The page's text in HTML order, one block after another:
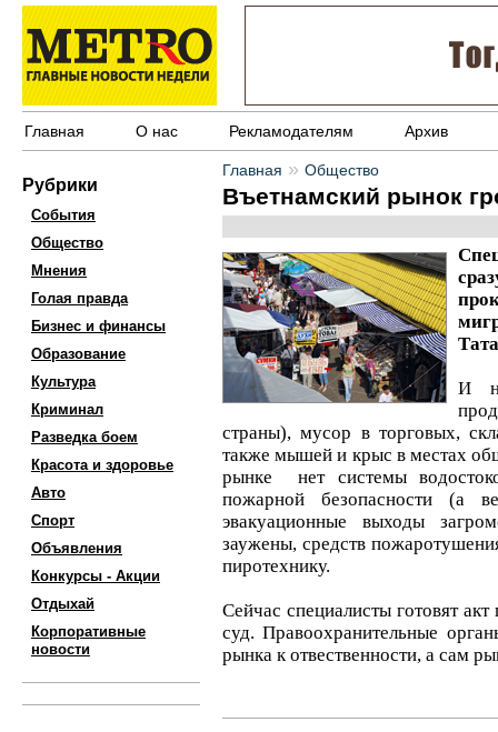
Главная О нас Рекламодателям Архив
Рубрики
События
Общество
Мнения
Голая правда
Бизнес и финансы
Образование
Культура
Криминал
Разведка боем
Красота и здоровье
Авто
Спорт
Объявления
Конкурсы - Акции
Отдыхай
Корпоративные
новости
Главная » Общество
Въетнамский рынок
И
страны), мусор в торговых,
также мышей и крыс в местах
рынке нет системы
пожарной безопасности (а
эвакуационные выходы
заужены, средств
пиротехнику.
Сейчас специалисты готовят
суд. Правоохранительные
рынка к отвественности, а сам